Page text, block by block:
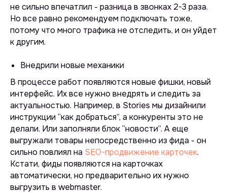
не сильно впечатлил - разница в звонках 2-3 раза.
Но все равно рекомендуем подключать тоже,
потому что много трафика не отследить, и он уйдет
к другим.
Внедрили новые механики
В процессе работ появляются новые фишки, новый
интерфейс. Их все нужно внедрять и следить за
актуальностью. Например, в Stories мы дизайнили
инструкции “как добраться”, а конкуренты это не
делали. Или заполняли блок “новости”. А еще
выгружали товары непосредственно из фида - он
сильно повлиял на SEO-продвижение карточек.
Кстати, фиды появляются на карточках
автоматически, но предварительно их нужно
выгрузить в webmaster.